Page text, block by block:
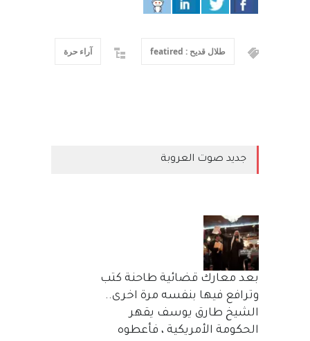
طلال قديح : featired آراء حرة
جديد صوت العروبة
بعد معارك قضائية طاحنة كتب
وترافع فيها بنفسه مرة اخرى..
الشيخ طارق يوسف يقهر
الحكومة الأمريكية ، فأعطوه